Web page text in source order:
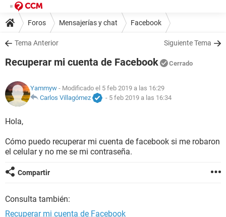
Foros Mensajerías y chat Facebook
Tema Anterior Siguiente Tema
Recuperar mi cuenta de Facebook Cerrado
Yammyw - Modificado el 5 feb 2019 a las 16:29
Carlos Villagómez
- 5 feb 2019 a las 16:34
Hola,
Cómo puedo recuperar mi cuenta de facebook si me robaron
el celular y no me se mi contraseña.
Compartir
Consulta también:
Recuperar mi cuenta de Facebook